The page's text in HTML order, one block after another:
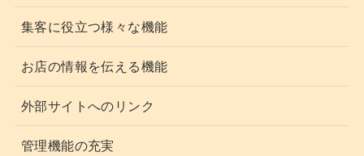
集客に役立つ様々な機能
お店の情報を伝える機能
外部サイトへのリンク
管理機能の充実